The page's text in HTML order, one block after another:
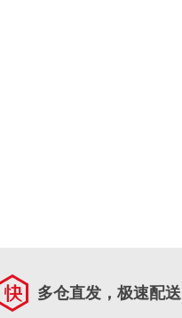
多仓直发，极速配送